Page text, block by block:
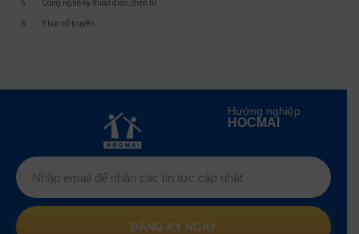
5 Công nghệ kỹ thuật điện, điện tử
6 Y học cổ truyền
Hướng nghiệp
HOCMAI
ĐĂNG KÝ NGAY